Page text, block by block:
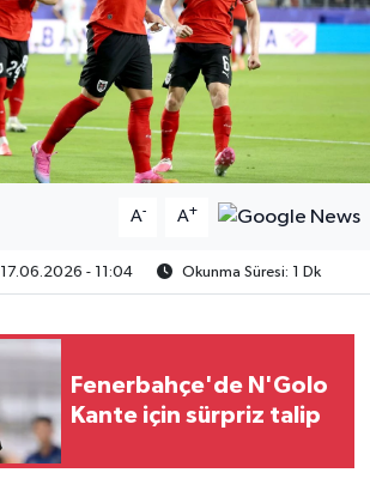
A- A+
17.06.2026 - 11:04 Okunma Süresi: 1 Dk
Fenerbahçe'de N'Golo
Kante için sürpriz talip